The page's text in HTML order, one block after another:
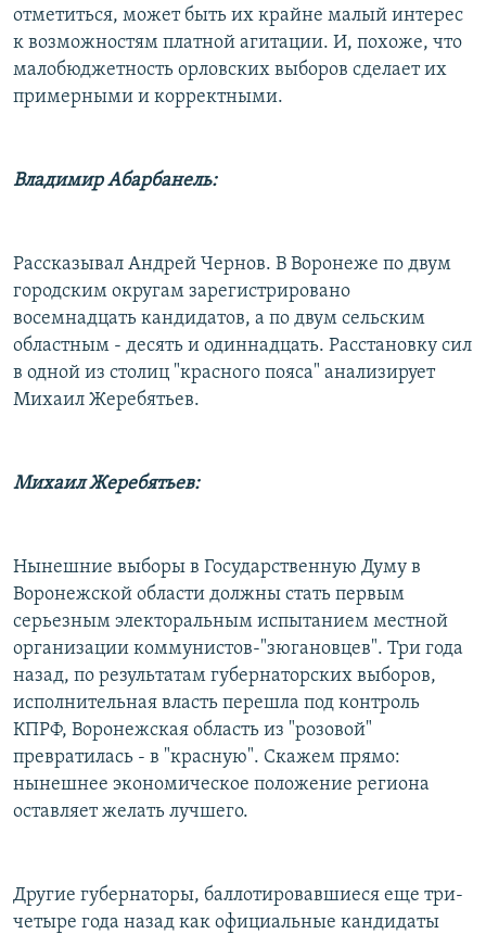
отметиться, может быть их крайне малый интерес
к возможностям платной агитации. И, похоже, что
малобюджетность орловских выборов сделает их
примерными и корректными.
Владимир Абарбанель:
Рассказывал Андрей Чернов. В Воронеже по двум
городским округам зарегистрировано
восемнадцать кандидатов, а по двум сельским
областным - десять и одиннадцать. Расстановку сил
в одной из столиц "красного пояса" анализирует
Михаил Жеребятьев.
Михаил Жеребятьев:
Нынешние выборы в Государственную Думу в
Воронежской области должны стать первым
серьезным электоральным испытанием местной
организации коммунистов-"зюгановцев". Три года
назад, по результатам губернаторских выборов,
исполнительная власть перешла под контроль
КПРФ, Воронежская область из "розовой"
превратилась - в "красную". Скажем прямо:
нынешнее экономическое положение региона
оставляет желать лучшего.
Другие губернаторы, баллотировавшиеся еще три-
четыре года назад как официальные кандидаты